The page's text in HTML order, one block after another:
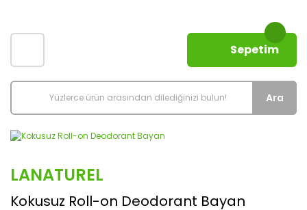
Ara
Sepetim
LANATUREL
Kokusuz Roll-on Deodorant Bayan